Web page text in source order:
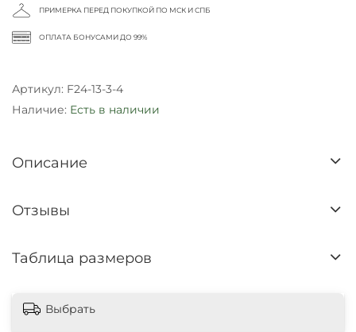
ПРИМЕРКА ПЕРЕД ПОКУПКОЙ ПО МСК И СПБ
ОПЛАТА БОНУСАМИ ДО 99%
Артикул: F24-13-3-4
Наличие: Есть в наличии
Описание
Отзывы
Таблица размеров
Выбрать